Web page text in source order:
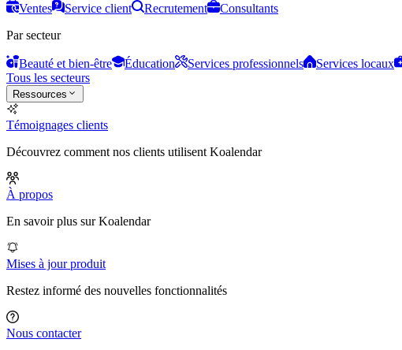
Ventes Service client Recrutement
Consultants
Par secteur
Beauté et bien-être Éducation Services professionnels Services locaux
Tous les secteurs
Ressources
Témoignages clients
Découvrez comment nos clients utilisent Koalendar
À propos
En savoir plus sur Koalendar
Mises à jour produit
Restez informé des nouvelles fonctionnalités
Nous contacter